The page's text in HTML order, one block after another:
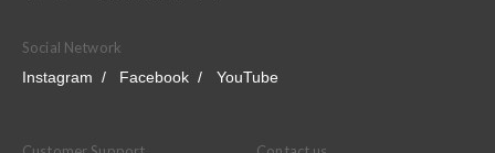
Social Network
Instagram
Facebook YouTube